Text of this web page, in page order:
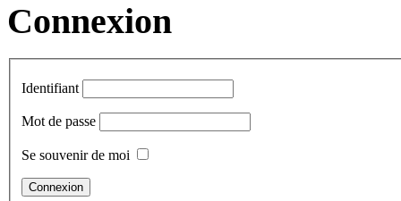
Connexion
Identifiant
Mot de passe
Se souvenir de moi